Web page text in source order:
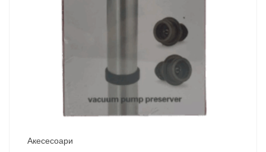
Акесесоари